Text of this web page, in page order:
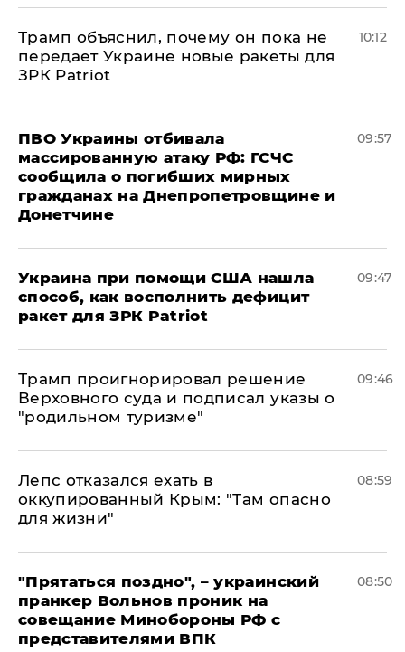
Трамп объяснил, почему он пока не
передает Украине новые ракеты для
ЗРК Patriot
10:12
ПВО Украины отбивала
массированную атаку РФ: ГСЧС
сообщила о погибших мирных
гражданах на Днепропетровщине и
Донетчине
09:57
Украина при помощи США нашла
способ, как восполнить дефицит
ракет для ЗРК Patriot
09:47
Трамп проигнорировал решение
Верховного суда и подписал указы о
"родильном туризме"
09:46
Лепс отказался ехать в
оккупированный Крым: "Там опасно
для жизни"
08:59
"Прятаться поздно", – украинский
пранкер Вольнов проник на
совещание Минобороны РФ с
представителями ВПК
08:50